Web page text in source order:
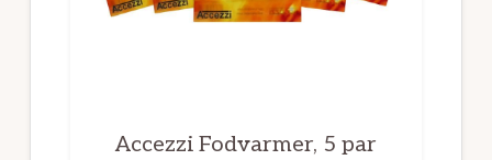
Accezzi Fodvarmer, 5 par